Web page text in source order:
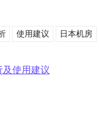
使用建议 日本机房
及使用建议